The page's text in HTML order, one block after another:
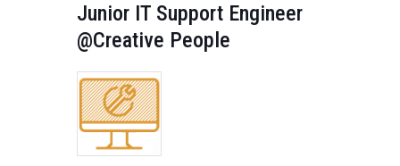
Junior IT Support Engineer
@Creative People